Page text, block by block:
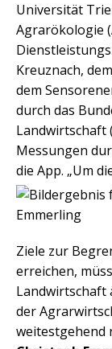
Universität
Agrarökologie
Kreuznach,
dem
durch das
Landwirtschaft
Messungen
die App. „Um
Ziele zur
erreichen,
Landwirtschaft
der
weitestgehend